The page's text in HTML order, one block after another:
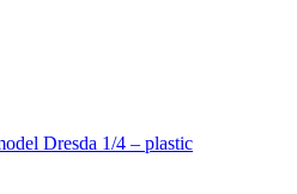
Dresda 1/4 – plastic